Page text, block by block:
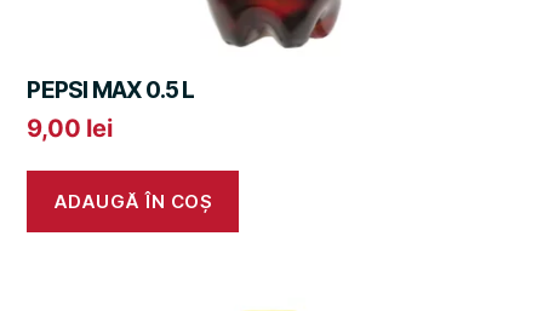
PEPSI MAX 0.5 L
9,00 lei
ADAUGĂ ÎN COȘ